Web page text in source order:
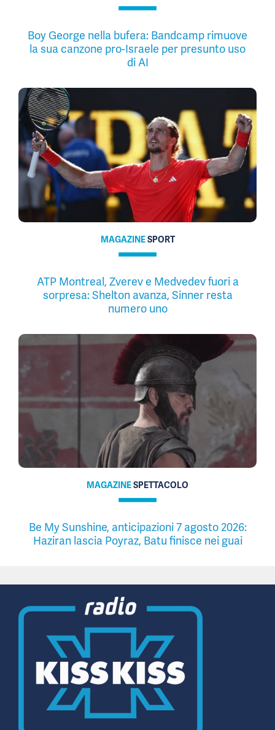
Boy George nella bufera: Bandcamp rimuove
la sua canzone pro-Israele per presunto uso
di AI
MAGAZINESPORT
ATP Montreal, Zverev e Medvedev fuori a
sorpresa: Shelton avanza, Sinner resta
numero uno
MAGAZINESPETTACOLO
Be My Sunshine, anticipazioni 7 agosto 2026:
Haziran lascia Poyraz, Batu finisce nei guai